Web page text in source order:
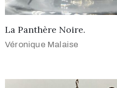
La Panthère Noire.
Véronique Malaise